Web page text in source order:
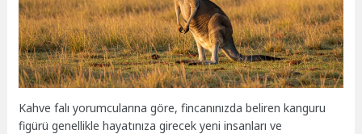
Kahve falı yorumcularına göre, fincanınızda beliren kanguru
figürü genellikle hayatınıza girecek yeni insanları ve